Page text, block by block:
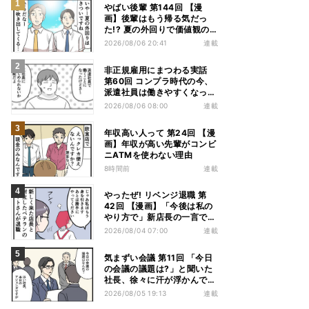
やばい後輩 第144回 【漫
画】後輩はもう帰る気だっ
た!? 夏の外回りで価値観の
違いを実感
2026/08/06 20:41 連載
非正規雇用にまつわる実話
第60回 コンプラ時代の今、
派遣社員は働きやすくなっ
た?
2026/08/06 08:00 連載
年収高い人って 第24回 【漫
画】年収が高い先輩がコンビ
ニATMを使わない理由
8時間前 連載
やったぜ! リベンジ退職 第
42回 【漫画】「今後は私の
やり方で」新店長の一言でベ
テラン退職→崩壊した現場
2026/08/04 07:00 連載
気まずい会議 第11回 「今日
の会議の議題は?」と聞いた
社長、徐々に汗が浮かんでき
た
2026/08/05 19:13 連載